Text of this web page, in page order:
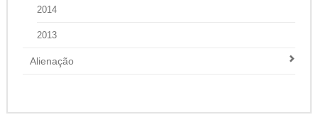
2014
2013
Alienação